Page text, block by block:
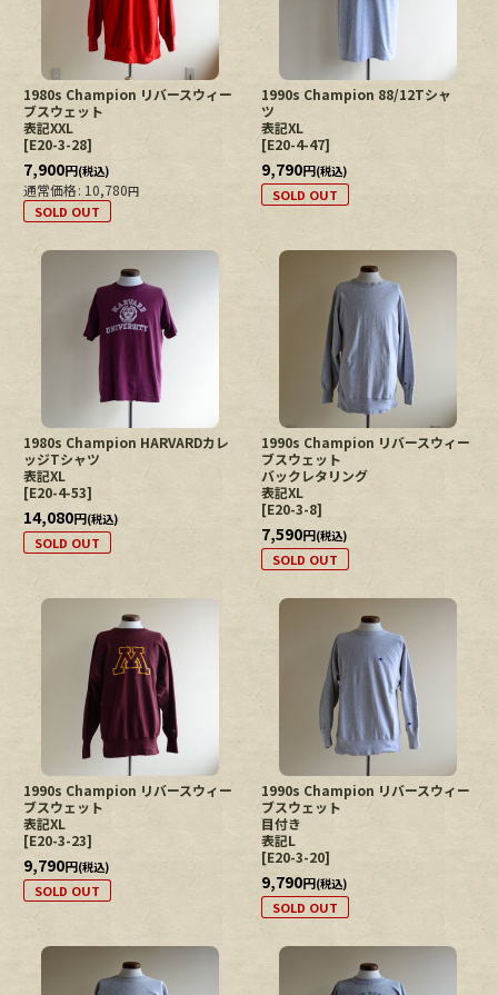
1980s Champion リバースウィー
ブスウェット
表記XXL
[E20-3-28]
7,900円(税込)
通常価格: 10,780円
SOLD OUT
1990s Champion 88/12Tシャ
ツ
表記XL
[E20-4-47]
9,790円(税込)
SOLD OUT
1980s Champion HARVARDカレ
ッジTシャツ
表記XL
[E20-4-53]
14,080円(税込)
SOLD OUT
1990s Champion リバースウィー
ブスウェット
バックレタリング
表記XL
[E20-3-8]
7,590円(税込)
SOLD OUT
1990s Champion リバースウィー
ブスウェット
表記XL
[E20-3-23]
9,790円(税込)
SOLD OUT
1990s Champion リバースウィー
ブスウェット
目付き
表記L
[E20-3-20]
9,790円(税込)
SOLD OUT